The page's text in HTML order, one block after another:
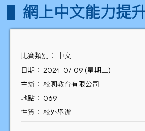
網上中文能力提
比賽類別： 中文
日期： 2024-07-09 (星期二)
主辦： 校園教育有限公司
地點： 069
性質： 校外舉辦